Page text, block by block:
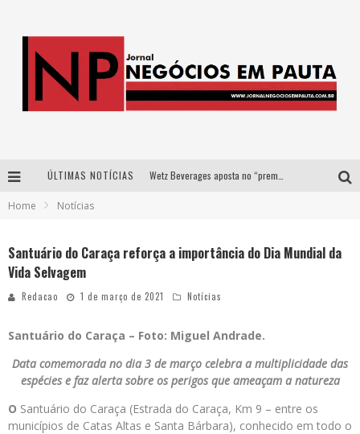
ÚLTIMAS NOTÍCIAS
Democratização do malte: Proibida utiliza estratégia de custo-benefício para o lazer do brasileiro
Home Notícias
Santuário do Caraça reforça a importância do Dia Mundial da
Vida Selvagem
Redacao 1 de março de 2021 Notícias
Santuário do Caraça – Foto: Miguel Andrade.
Data comemorada no dia 3 de março celebra a multiplicidade das
espécies e faz alerta sobre os perigos que ameaçam a natureza
O Santuário do Caraça (Estrada do Caraça, Km 9 – entre os
municípios de Catas Altas e Santa Bárbara), conhecido em todo o